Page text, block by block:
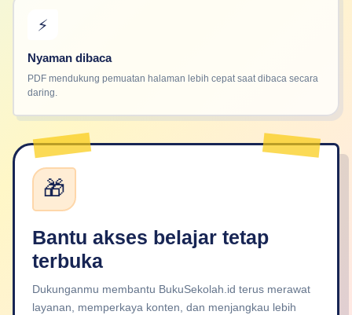
⚡
Nyaman dibaca
PDF mendukung pemuatan halaman lebih cepat saat dibaca secara
daring.
🎁
Bantu akses belajar tetap
terbuka
Dukunganmu membantu BukuSekolah.id terus merawat
layanan, memperkaya konten, dan menjangkau lebih